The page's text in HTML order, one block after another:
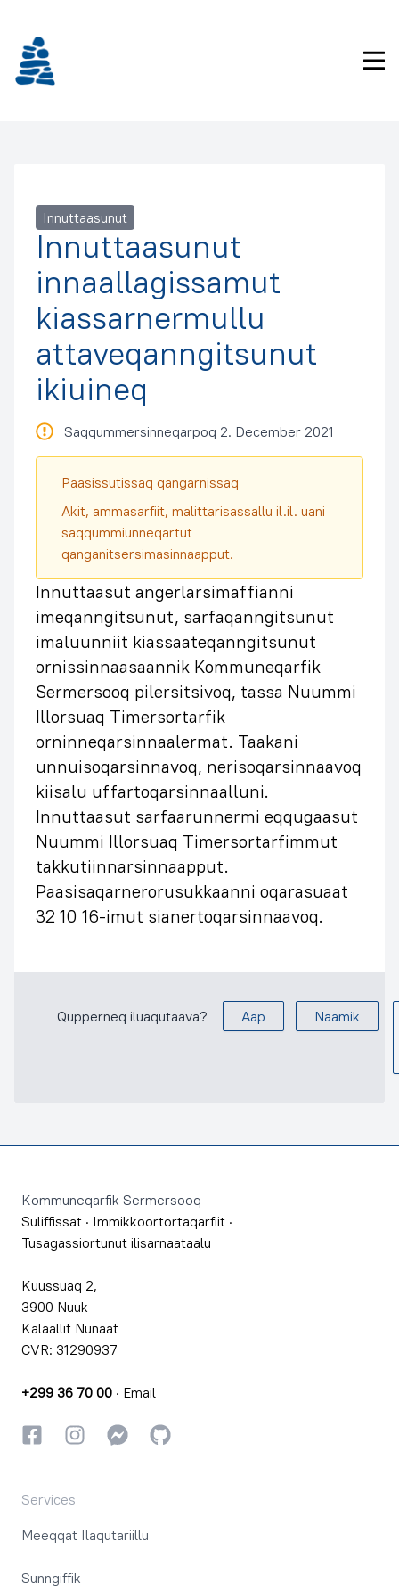
Innuttaasunut
Innuttaasunut
innaallagissamut
kiassarnermullu
attaveqanngitsunut
ikiuineq
Saqqummersinneqarpoq 2. December 2021
Paasissutissaq qangarnissaq
Akit, ammasarfiit, malittarisassallu il.il. uani
saqqummiunneqartut
qanganitsersimasinnaapput.
Innuttaasut angerlarsimaffianni
imeqanngitsunut, sarfaqanngitsunut
imaluunniit kiassaateqanngitsunut
ornissinnaasaannik Kommuneqarfik
Sermersooq pilersitsivoq, tassa Nuummi
Illorsuaq Timersortarfik
orninneqarsinnaalermat. Taakani
unnuisoqarsinnavoq, nerisoqarsinnaavoq
kiisalu uffartoqarsinnaalluni.
Innuttaasut sarfaarunnermi eqqugaasut
Nuummi Illorsuaq Timersortarfimmut
takkutiinnarsinnaapput.
Paasisaqarnerorusukkaanni oqarasuaat
32 10 16-imut sianertoqarsinnaavoq.
Qupperneq iluaqutaava? Aap Naamik
Kommuneqarfik Sermersooq
Suliffissat · Immikkoortortaqarfiit ·
Tusagassiortunut ilisarnaataalu
Kuussuaq 2,
3900 Nuuk
Kalaallit Nunaat
CVR: 31290937
+299 36 70 00 · Email
FacebookkiInstagrammiInstagrammi
GitHub
Services
Meeqqat Ilaqutariillu
Sunngiffik